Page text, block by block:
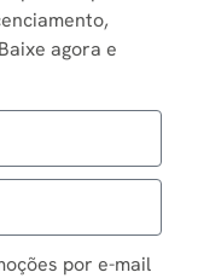
agora e
por e-mail